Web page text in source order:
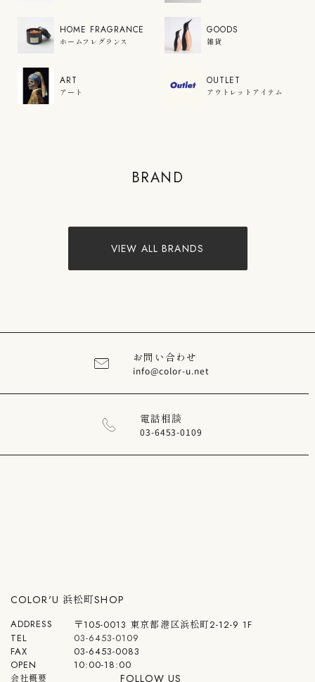
HOME FRAGRANCE
ホームフレグランス
GOODS
雑貨
ART
アート
OUTLET
アウトレットアイテム
BRAND
VIEW ALL BRANDS
お問い合わせ
info@color-u.net
電話相談
03-6453-0109
COLOR'U 浜松町SHOP
ADDRESS
〒105-0013 東京都港区浜松町2-12-9 1F
TEL
03-6453-0109
FAX
03-6453-0083
OPEN
10:00-18:00
会社概要 FOLLOW US